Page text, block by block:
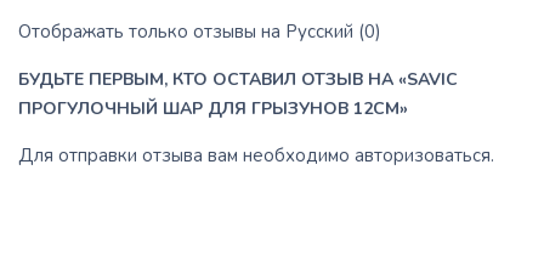
Отображать только отзывы на Русский (0)
БУДЬТЕ ПЕРВЫМ, КТО ОСТАВИЛ ОТЗЫВ НА «SAVIC
ПРОГУЛОЧНЫЙ ШАР ДЛЯ ГРЫЗУНОВ 12CM»
Для отправки отзыва вам необходимо авторизоваться.